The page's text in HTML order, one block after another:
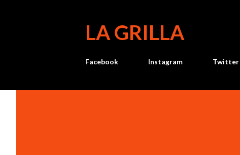
LA GRILLA
Facebook Instagram Twitter